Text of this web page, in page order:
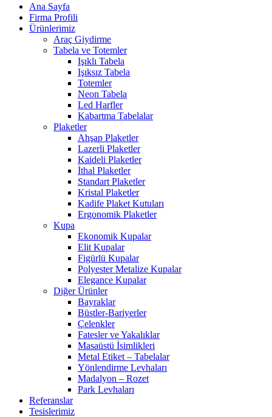
Ana Sayfa
Firma Profili
Ürünlerimiz
Araç Giydirme
Tabela ve Totemler
Işıklı Tabela
Işıksız Tabela
Totemler
Neon Tabela
Led Harfler
Kabartma Tabelalar
Plaketler
Ahşap Plaketler
Lazerli Plaketler
Kaideli Plaketler
İthal Plaketler
Standart Plaketler
Kristal Plaketler
Kadife Plaket Kutuları
Ergonomik Plaketler
Kupa
Ekonomik Kupalar
Elit Kupalar
Figürlü Kupalar
Polyester Metalize Kupalar
Elegance Kupalar
Diğer Ürünler
Bayraklar
Büstler-Bariyerler
Çelenkler
Fatesler ve Yakalıklar
Masaüstü İsimlikleri
Metal Etiket – Tabelalar
Yönlendirme Levhaları
Madalyon – Rozet
Park Levhaları
Referanslar
Tesislerimiz